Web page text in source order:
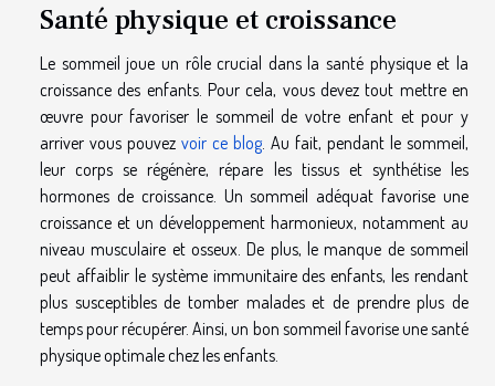
Santé physique et croissance
Le sommeil joue un rôle crucial dans la santé physique et la
croissance des enfants. Pour cela, vous devez tout mettre en
œuvre pour favoriser le sommeil de votre enfant et pour y
arriver vous pouvez voir ce blog. Au fait, pendant le sommeil,
leur corps se régénère, répare les tissus et synthétise les
hormones de croissance. Un sommeil adéquat favorise une
croissance et un développement harmonieux, notamment au
niveau musculaire et osseux. De plus, le manque de sommeil
peut affaiblir le système immunitaire des enfants, les rendant
plus susceptibles de tomber malades et de prendre plus de
temps pour récupérer. Ainsi, un bon sommeil favorise une santé
physique optimale chez les enfants.